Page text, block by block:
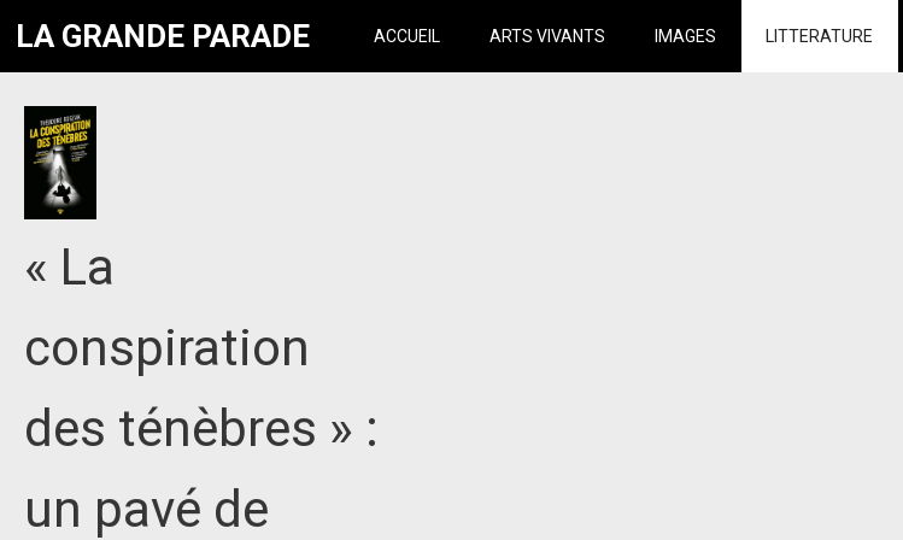
LA GRANDE PARADE ACCUEIL ARTS VIVANTS IMAGES LITTERATURE
« La
conspiration
des ténèbres » :
un pavé de